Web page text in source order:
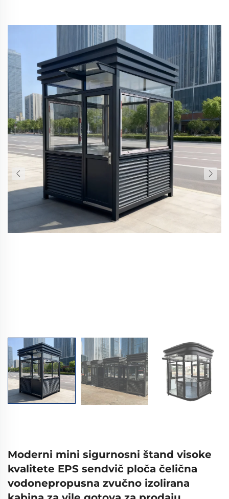
Moderni mini sigurnosni štand visoke
kvalitete EPS sendvič ploča čelična
vodonepropusna zvučno izolirana